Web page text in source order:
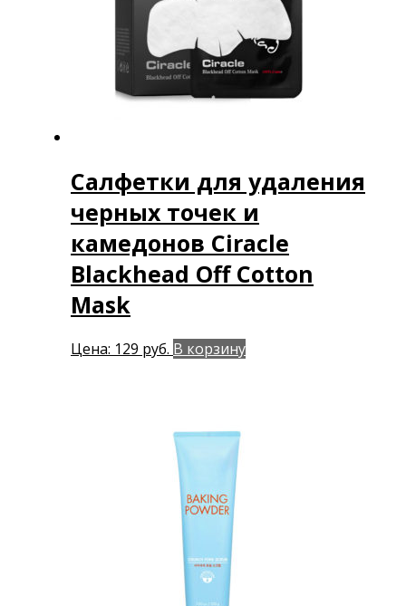
Салфетки для удаления
черных точек и
камедонов Ciracle
Blackhead Off Cotton
Mask
Цена: 129 руб. В корзину